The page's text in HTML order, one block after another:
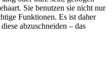
Sie benutzen sie nicht nur
Funktionen. Es ist daher
abzuschneiden – das